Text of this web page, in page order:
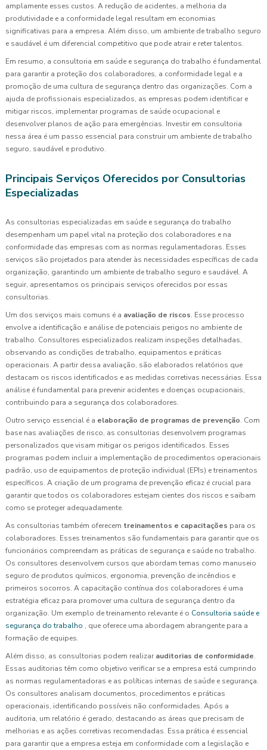
amplamente esses custos. A redução de acidentes, a melhoria da
produtividade e a conformidade legal resultam em economias
significativas para a empresa. Além disso, um ambiente de trabalho seguro
e saudável é um diferencial competitivo que pode atrair e reter talentos.
Em resumo, a consultoria em saúde e segurança do trabalho é fundamental
para garantir a proteção dos colaboradores, a conformidade legal e a
promoção de uma cultura de segurança dentro das organizações. Com a
ajuda de profissionais especializados, as empresas podem identificar e
mitigar riscos, implementar programas de saúde ocupacional e
desenvolver planos de ação para emergências. Investir em consultoria
nessa área é um passo essencial para construir um ambiente de trabalho
seguro, saudável e produtivo.
Principais Serviços Oferecidos por Consultorias
Especializadas
As consultorias especializadas em saúde e segurança do trabalho
desempenham um papel vital na proteção dos colaboradores e na
conformidade das empresas com as normas regulamentadoras. Esses
serviços são projetados para atender às necessidades específicas de cada
organização, garantindo um ambiente de trabalho seguro e saudável. A
seguir, apresentamos os principais serviços oferecidos por essas
consultorias.
Um dos serviços mais comuns é a avaliação de riscos. Esse processo
envolve a identificação e análise de potenciais perigos no ambiente de
trabalho. Consultores especializados realizam inspeções detalhadas,
observando as condições de trabalho, equipamentos e práticas
operacionais. A partir dessa avaliação, são elaborados relatórios que
destacam os riscos identificados e as medidas corretivas necessárias. Essa
análise é fundamental para prevenir acidentes e doenças ocupacionais,
contribuindo para a segurança dos colaboradores.
Outro serviço essencial é a elaboração de programas de prevenção. Com
base nas avaliações de risco, as consultorias desenvolvem programas
personalizados que visam mitigar os perigos identificados. Esses
programas podem incluir a implementação de procedimentos operacionais
padrão, uso de equipamentos de proteção individual (EPIs) e treinamentos
específicos. A criação de um programa de prevenção eficaz é crucial para
garantir que todos os colaboradores estejam cientes dos riscos e saibam
como se proteger adequadamente.
As consultorias também oferecem treinamentos e capacitações para os
colaboradores. Esses treinamentos são fundamentais para garantir que os
funcionários compreendam as práticas de segurança e saúde no trabalho.
Os consultores desenvolvem cursos que abordam temas como manuseio
seguro de produtos químicos, ergonomia, prevenção de incêndios e
primeiros socorros. A capacitação contínua dos colaboradores é uma
estratégia eficaz para promover uma cultura de segurança dentro da
organização. Um exemplo de treinamento relevante é o Consultoria saúde e
segurança do trabalho , que oferece uma abordagem abrangente para a
formação de equipes.
Além disso, as consultorias podem realizar auditorias de conformidade.
Essas auditorias têm como objetivo verificar se a empresa está cumprindo
as normas regulamentadoras e as políticas internas de saúde e segurança.
Os consultores analisam documentos, procedimentos e práticas
operacionais, identificando possíveis não conformidades. Após a
auditoria, um relatório é gerado, destacando as áreas que precisam de
melhorias e as ações corretivas recomendadas. Essa prática é essencial
para garantir que a empresa esteja em conformidade com a legislação e